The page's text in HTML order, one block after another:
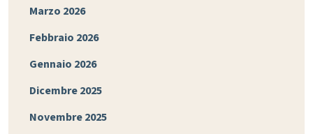
Marzo 2026
Febbraio 2026
Gennaio 2026
Dicembre 2025
Novembre 2025